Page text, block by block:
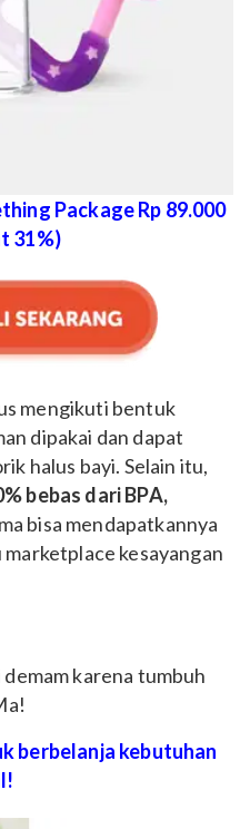
Package Rp 89.000
31%)
mengikuti bentuk
dipakai dan dapat
halus bayi. Selain itu,
bebas dari BPA,
bisa mendapatkannya
marketplace kesayangan
karena tumbuh
berbelanja kebutuhan